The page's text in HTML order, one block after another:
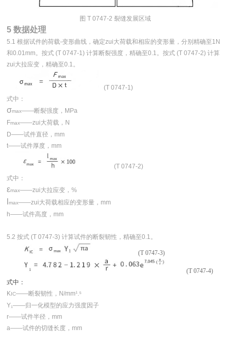
图 T 0747-2 裂缝发展区域
5 数据处理
5.1 根据试件的荷载-变形曲线，确定zui大荷载和相应的变形量，分别精确至1N
和0.01mm。按式 (T 0747-1) 计算断裂强度，精确至0.1。按式 (T 0747-2) 计算
zui大拉应变，精确至0.1。
(T 0747-1)
式中：
σmax——断裂强度，MPa
Fmax——zui大荷载，N
D——试件直径，mm
t——试件厚度，mm
(T 0747-2)
式中：
εmax——zui大拉应变，%
lmax——zui大荷载相应的变形量，mm
h——试件高度，mm
5.2 按式 (T 0747-3) 计算试件的断裂韧性，精确至0.1。
(T 0747-3)
(T 0747-4)
式中：
KIC——断裂韧性，N/mm¹.⁵
Y₁——归一化模型的应力强度因子
r——试件半径，mm
a——试件的切缝长度，mm